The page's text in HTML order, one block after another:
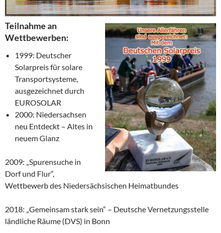
Teilnahme an
Wettbewerben:
1999: Deutscher
Solarpreis für solare
Transportsysteme,
ausgezeichnet durch
EUROSOLAR
2000: Niedersachsen
neu Entdeckt – Altes in
neuem Glanz
2009: „Spurensuche in
Dorf und Flur“,
Wettbewerb des Niedersächsischen Heimatbundes
2018: „Gemeinsam stark sein“ – Deutsche Vernetzungsstelle
ländliche Räume (DVS) in Bonn